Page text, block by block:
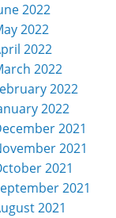
2022
2022
2022
2022
2022
2022
2021
2021
2021
2021
2021